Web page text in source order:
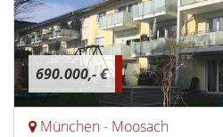
690.000,- €
München - Moosach